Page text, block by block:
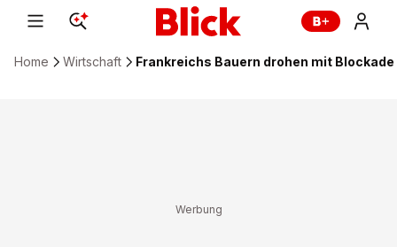
Home Wirtschaft Frankreichs Bauern drohen mit